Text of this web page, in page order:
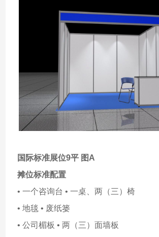
国际标准展位9平 图A
摊位标准配置
• 一个咨询台 • 一桌、两（三）椅
• 地毯 • 废纸篓
• 公司楣板 • 两（三）面墙板